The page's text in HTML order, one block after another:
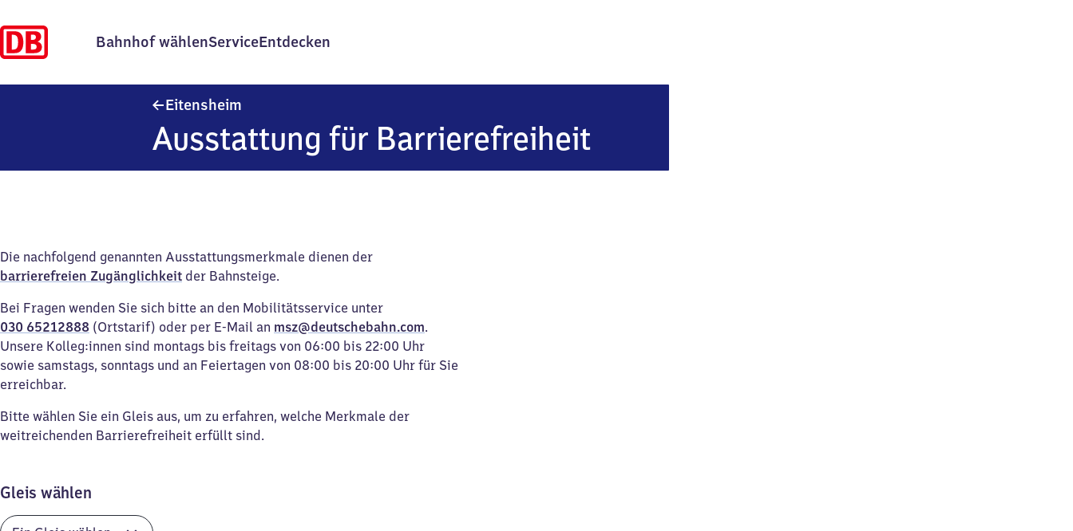
Bahnhof wählenServiceEntdecken
Eitensheim
Ausstattung für Barrierefreiheit
Die nachfolgend genannten Ausstattungsmerkmale dienen der
barrierefreien Zugänglichkeit der Bahnsteige.
Bei Fragen wenden Sie sich bitte an den Mobilitätsservice unter
030 65212888 (Ortstarif) oder per E-Mail an msz@deutschebahn.com.
Unsere Kolleg:innen sind montags bis freitags von 06:00 bis 22:00 Uhr
sowie samstags, sonntags und an Feiertagen von 08:00 bis 20:00 Uhr für Sie
erreichbar.
Bitte wählen Sie ein Gleis aus, um zu erfahren, welche Merkmale der
weitreichenden Barrierefreiheit erfüllt sind.
Gleis wählen